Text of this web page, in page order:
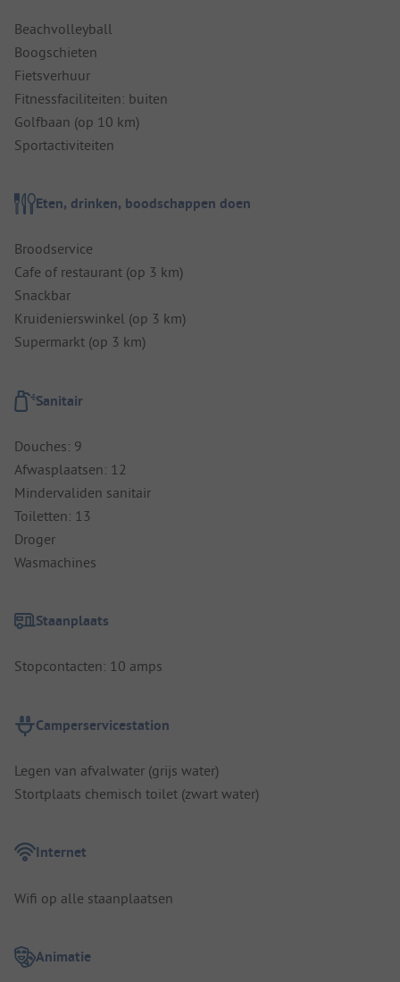
Beachvolleyball
Boogschieten
Fietsverhuur
Fitnessfaciliteiten: buiten
Golfbaan (op 10 km)
Sportactiviteiten
Eten, drinken, boodschappen doen
Broodservice
Cafe of restaurant (op 3 km)
Snackbar
Kruidenierswinkel (op 3 km)
Supermarkt (op 3 km)
Sanitair
Douches: 9
Afwasplaatsen: 12
Mindervaliden sanitair
Toiletten: 13
Droger
Wasmachines
Staanplaats
Stopcontacten: 10 amps
Camperservicestation
Legen van afvalwater (grijs water)
Stortplaats chemisch toilet (zwart water)
Internet
Wifi op alle staanplaatsen
Animatie